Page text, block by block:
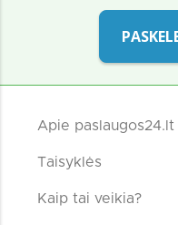
Apie paslaugos24.lt
Taisyklės
Kaip tai veikia?